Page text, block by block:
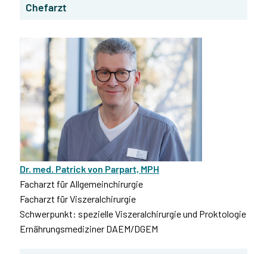
Chefarzt
Dr. med. Patrick von Parpart, MPH
Facharzt für Allgemeinchirurgie
Facharzt für Viszeralchirurgie
Schwerpunkt: spezielle Viszeralchirurgie und Proktologie
Ernährungsmediziner DAEM/DGEM